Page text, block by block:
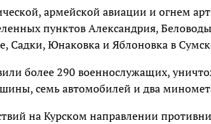
армейской авиации и огнем
пунктов Александрия,
Садки, Юнаковка и Яблоновка в
более 290 военнослужащих,
семь автомобилей и два
на Курском направлении